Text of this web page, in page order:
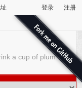
登录 注册
a cup of plum wine